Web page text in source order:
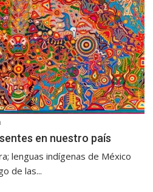
en nuestro país
lenguas indígenas de México
de las...